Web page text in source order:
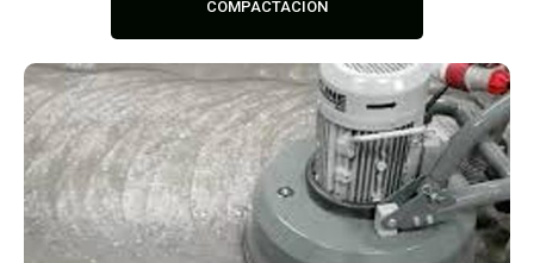
COMPACTACIÓN